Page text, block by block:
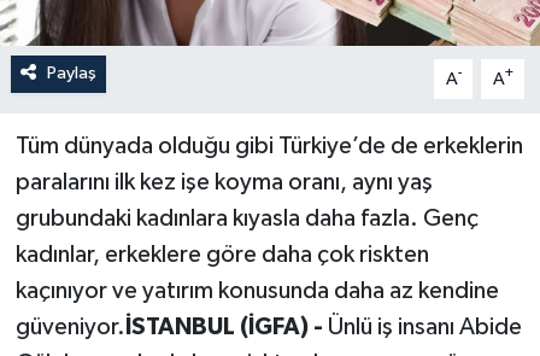
Paylaş A- A+
Tüm dünyada olduğu gibi Türkiye’de de erkeklerin
paralarını ilk kez işe koyma oranı, aynı yaş
grubundaki kadınlara kıyasla daha fazla. Genç
kadınlar, erkeklere göre daha çok riskten
kaçınıyor ve yatırım konusunda daha az kendine
güveniyor. İSTANBUL (İGFA) - Ünlü iş insanı Abide